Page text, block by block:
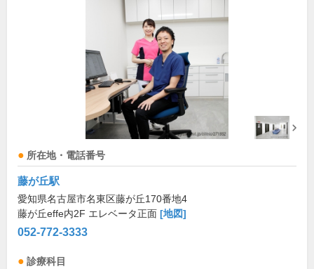
所在地・電話番号
藤が丘駅
愛知県名古屋市名東区藤が丘170番地4
藤が丘effe内2F エレベータ正面 [地図]
052-772-3333
診療科目